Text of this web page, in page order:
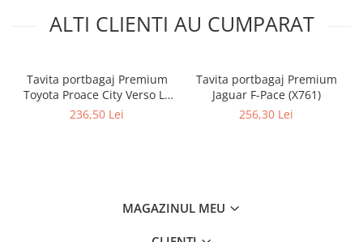
ALTI CLIENTI AU CUMPARAT
Tavita portbagaj Premium
Toyota Proace City Verso L2
, Citroen Berlingo 3 XL, Opel
236,50 Lei
Tavita portbagaj Premium
Jaguar F-Pace (X761)
256,30 Lei
MAGAZINUL MEU